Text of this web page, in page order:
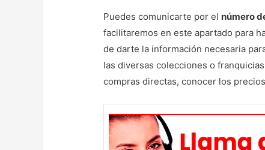
Puedes comunicarte por el número
facilitaremos en este apartado para
de darte la información necesaria
las diversas colecciones o
compras directas, conocer los